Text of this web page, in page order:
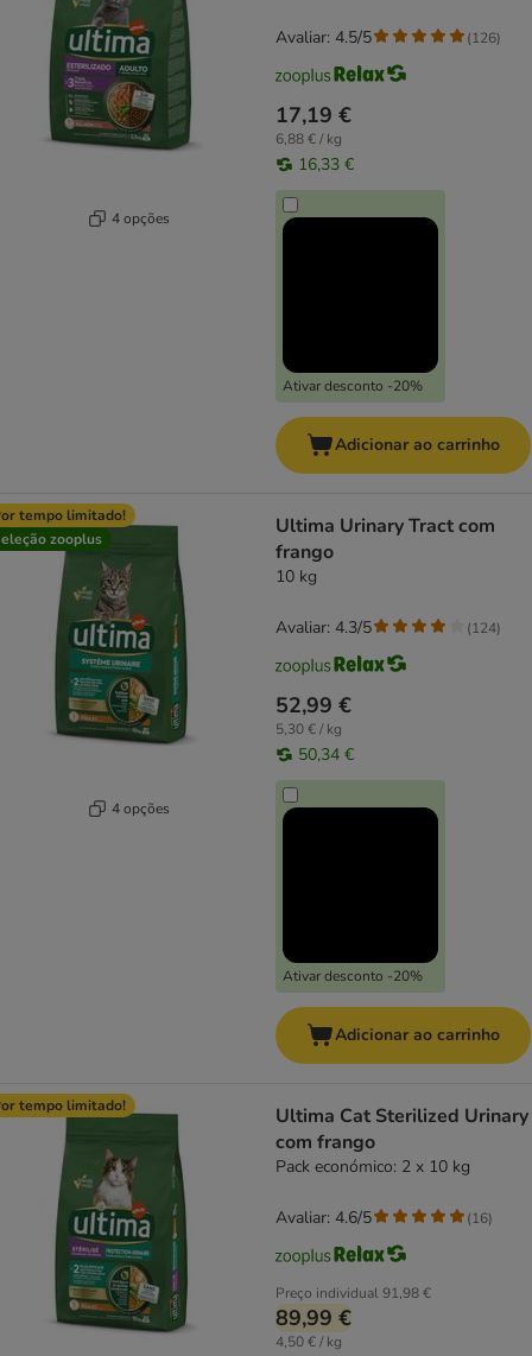
4 opções
17,19 €
6,88 € / kg
16,33 €
Ativar desconto -20%
Avaliar: 4.5/5 (126)
Adicionar ao carrinho
tempo limitado!
zooplus
4 opções
Ultima Urinary Tract com
frango
10 kg
52,99 €
5,30 € / kg
50,34 €
Ativar desconto -20%
Avaliar: 4.3/5 (124)
Adicionar ao carrinho
tempo limitado!
Ultima Cat Sterilized Urinary
com frango
Pack económico: 2 x 10 kg
Preço individual91,98 €
89,99 €
4,50 € / kg
Avaliar: 4.6/5 (16)